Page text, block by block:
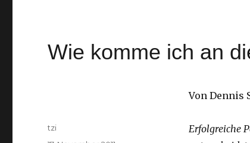
Wie komme ich an
Von Dennis
Erfolgreiche
Autor
tzi